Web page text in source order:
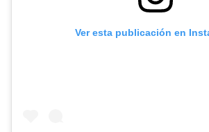
Ver esta publicación en